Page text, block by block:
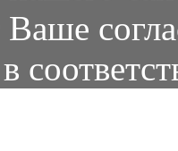
Ваше